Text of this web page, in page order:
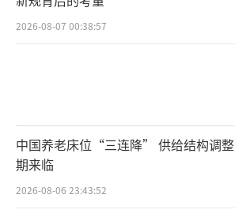
2026-08-07 00:38:57
中国养老床位“三连降” 供给结构调整
期来临
2026-08-06 23:43:52